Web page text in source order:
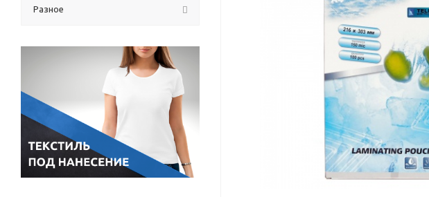
Разное